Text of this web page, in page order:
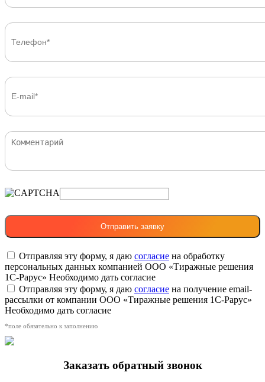
Отправляя эту форму, я даю согласие на обработку
персональных данных компанией ООО «Тиражные решения
1С-Рарус» Необходимо дать согласие
Отправляя эту форму, я даю согласие на получение email-
рассылки от компании ООО «Тиражные решения 1С-Рарус»
Необходимо дать согласие
*поле обязательно к заполнению
Заказать обратный звонок